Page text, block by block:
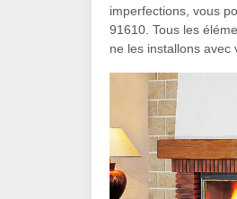
imperfections, vous
91610. Tous les
ne les installons avec